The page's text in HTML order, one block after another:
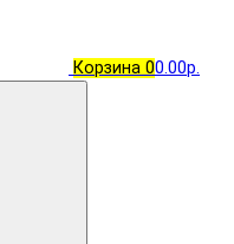
Корзина 00.00р.